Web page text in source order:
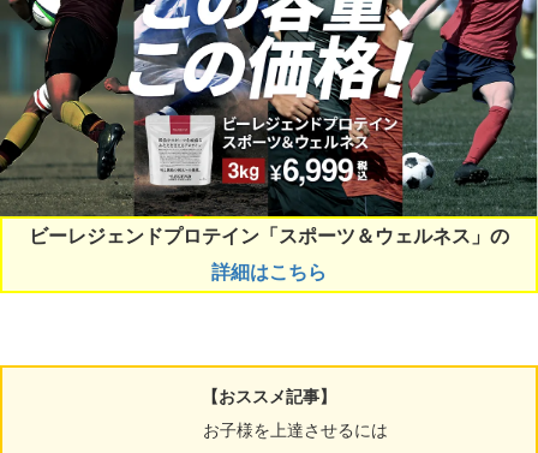
ビーレジェンドプロテイン「スポーツ＆ウェルネス」の
詳細はこちら
【おススメ記事】
お子様を上達させるには